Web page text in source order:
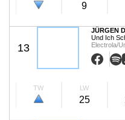
9
13
JÜRGEN
Und Ich
Electrola/
TW LW
25